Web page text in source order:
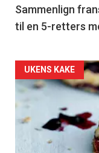
5
Sammenlign
til en 5-retters
Forsiden
akkurat
nå
UKENS KAKE